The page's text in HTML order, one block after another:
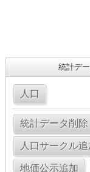
統計デ